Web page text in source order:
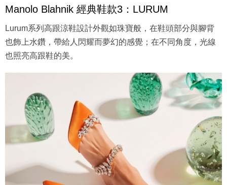
Manolo Blahnik 經典鞋款3：LURUM
Lurum系列高跟涼鞋設計外觀如珠寶般，在鞋頭部分與腳背
也飾上水鑽，帶給人閃耀而夢幻的感覺；在不同角度，光線
也照亮高跟鞋的美。